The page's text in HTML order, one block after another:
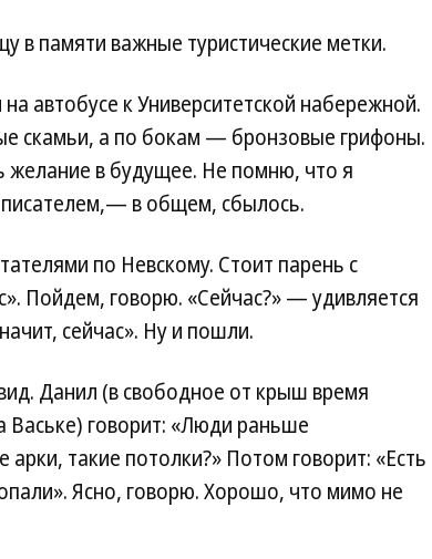
в памяти важные туристические метки.
автобусе к Университетской набережной.
скамьи, а по бокам — бронзовые грифоны.
желание в будущее. Не помню, что я
писателем,— в общем, сбылось.
по Невскому. Стоит парень с
Пойдем, говорю. «Сейчас?» — удивляется
сейчас». Ну и пошли.
Данил (в свободное от крыш время
Ваське) говорит: «Люди раньше
такие потолки?» Потом говорит: «Есть
Ясно, говорю. Хорошо, что мимо не